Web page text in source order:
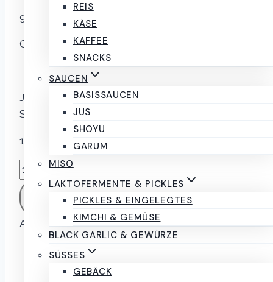
REIS
KÄSE
KAFFEE
SNACKS
SAUCEN
BASISSAUCEN
JUS
SHOYU
GARUM
MISO
LAKTOFERMENTE & PICKLES
PICKLES & EINGELEGTES
KIMCHI & GEMÜSE
BLACK GARLIC & GEWÜRZE
SÜSSES
GEBÄCK
9,00 inkl. MwSt.
Chargen:
260127 Läuft ab 29. Januar 2027
JUS – Braune Sauce Rotweinsauce vom
Südtiroler Rind 250ml
162 vorrätig
JUS
-
Braune
Grundsauce
Rotweinsauce
IN DEN WARENKORB
Artikelnummer:02920 Kategorien:Jus,Saucen
Beschreibung
Rezensionen (0)